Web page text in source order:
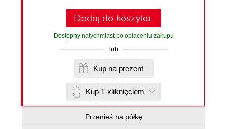
Dodaj do koszyka
Dostępny natychmiast po opłaceniu zakupu
lub
Kup na prezent
Kup 1-kliknięciem
Przenieś na półkę